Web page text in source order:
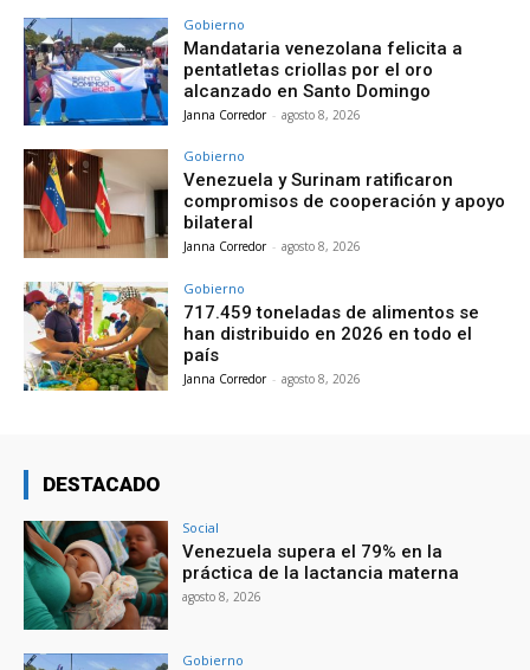
Gobierno
Mandataria venezolana felicita a
pentatletas criollas por el oro
alcanzado en Santo Domingo
Janna Corredor - agosto 8, 2026
Gobierno
Venezuela y Surinam ratificaron
compromisos de cooperación y apoyo
bilateral
Janna Corredor - agosto 8, 2026
Gobierno
717.459 toneladas de alimentos se
han distribuido en 2026 en todo el
país
Janna Corredor - agosto 8, 2026
DESTACADO
Social
Venezuela supera el 79% en la
práctica de la lactancia materna
agosto 8, 2026
Gobierno